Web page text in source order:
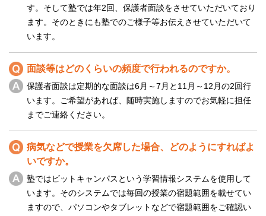
す。そして塾では年2回、保護者面談をさせていただいており
ます。そのときにも塾でのご様子等お伝えさせていただいて
います。
面談等はどのくらいの頻度で行われるのですか。
保護者面談は定期的な面談は6月～7月と11月～12月の2回行
います。ご希望があれば、随時実施しますのでお気軽に担任
までご連絡ください。
病気などで授業を欠席した場合、どのようにすればよ
いですか。
塾ではビットキャンパスという学習情報システムを使用して
います。そのシステムでは毎回の授業の宿題範囲を載せてい
ますので、パソコンやタブレットなどで宿題範囲をご確認い